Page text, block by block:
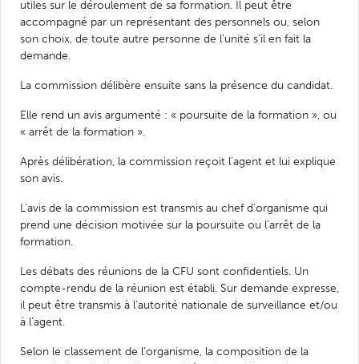
utiles sur le déroulement de sa formation. Il peut être
accompagné par un représentant des personnels ou, selon
son choix, de toute autre personne de l’unité s’il en fait la
demande.
La commission délibère ensuite sans la présence du candidat.
Elle rend un avis argumenté : « poursuite de la formation », ou
« arrêt de la formation ».
Après délibération, la commission reçoit l’agent et lui explique
son avis.
L’avis de la commission est transmis au chef d’organisme qui
prend une décision motivée sur la poursuite ou l’arrêt de la
formation.
Les débats des réunions de la CFU sont confidentiels. Un
compte-rendu de la réunion est établi. Sur demande expresse,
il peut être transmis à l’autorité nationale de surveillance et/ou
à l’agent.
Selon le classement de l’organisme, la composition de la